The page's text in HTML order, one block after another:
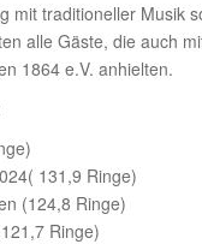
mit traditioneller Musik
alle Gäste, die auch
1864 e.V. anhielten.
131,9 Ringe)
(124,8 Ringe)
Ringe)